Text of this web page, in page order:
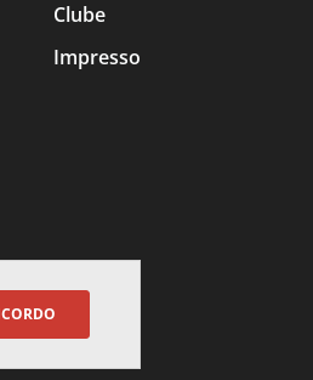
Clube
Impresso